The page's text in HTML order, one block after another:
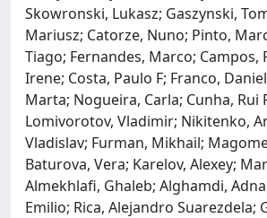
Skowronski, Lukasz; Gaszynski,
Mariusz; Catorze, Nuno; Pinto,
Tiago; Fernandes, Marco; Campos,
Irene; Costa, Paulo F; Franco,
Marta; Nogueira, Carla; Cunha, Rui
Lomivorotov, Vladimir; Nikitenko,
Vladislav; Furman, Mikhail;
Baturova, Vera; Karelov, Alexey;
Almekhlafi, Ghaleb; Alghamdi,
Emilio; Rica, Alejandro Suarezdela;